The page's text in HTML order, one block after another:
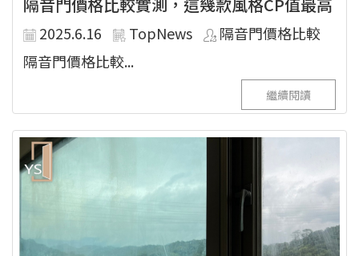
隔音門價格比較實測，這幾款風格CP值最高
2025.6.16 TopNews
隔音門價格比較
隔音門價格比較...
繼續閱讀